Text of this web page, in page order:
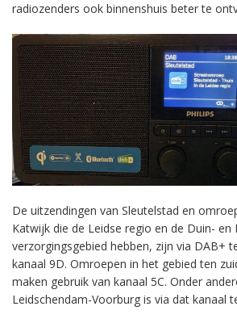
radiozenders ook binnenshuis beter te
De uitzendingen van Sleutelstad en
Katwijk die de Leidse regio en de Duin- en
verzorgingsgebied hebben, zijn via DAB+
kanaal 9D. Omroepen in het gebied ten
maken gebruik van kanaal 5C. Onder
Leidschendam-Voorburg is via dat kanaal